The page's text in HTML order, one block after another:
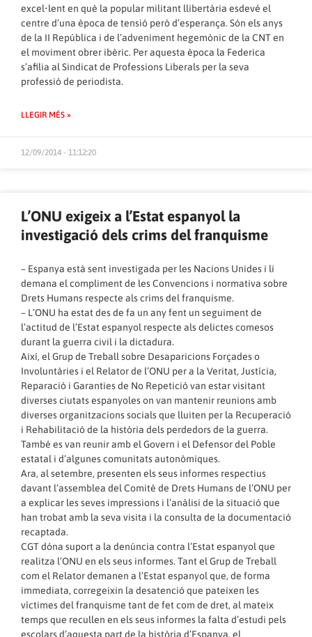
excel•lent en què la popular militant llibertària esdevé el
centre d’una època de tensió però d’esperança. Són els anys
de la II República i de l’adveniment hegemònic de la CNT en
el moviment obrer ibèric. Per aquesta època la Federica
s’afilia al Sindicat de Professions Liberals per la seva
professió de periodista.
LLEGIR MÉS »
12/09/2014 - 11:12:20
L’ONU exigeix a l’Estat espanyol la
investigació dels crims del franquisme
– Espanya està sent investigada per les Nacions Unides i li
demana el compliment de les Convencions i normativa sobre
Drets Humans respecte als crims del franquisme.
– L’ONU ha estat des de fa un any fent un seguiment de
l’actitud de l’Estat espanyol respecte als delictes comesos
durant la guerra civil i la dictadura.
Així, el Grup de Treball sobre Desaparicions Forçades o
Involuntàries i el Relator de l’ONU per a la Veritat, Justícia,
Reparació i Garanties de No Repetició van estar visitant
diverses ciutats espanyoles on van mantenir reunions amb
diverses organitzacions socials que lluiten per la Recuperació
i Rehabilitació de la història dels perdedors de la guerra.
També es van reunir amb el Govern i el Defensor del Poble
estatal i d’algunes comunitats autonòmiques.
Ara, al setembre, presenten els seus informes respectius
davant l’assemblea del Comitè de Drets Humans de l’ONU per
a explicar les seves impressions i l’anàlisi de la situació que
han trobat amb la seva visita i la consulta de la documentació
recaptada.
CGT dóna suport a la denúncia contra l’Estat espanyol que
realitza l’ONU en els seus informes. Tant el Grup de Treball
com el Relator demanen a l’Estat espanyol que, de forma
immediata, corregeixin la desatenció que pateixen les
víctimes del franquisme tant de fet com de dret, al mateix
temps que recullen en els seus informes la falta d’estudi pels
escolars d’aquesta part de la història d’Espanya, el